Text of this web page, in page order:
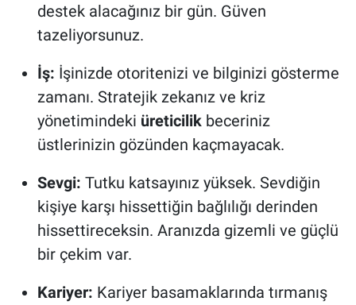
destek alacağınız bir gün. Güven
tazeliyorsunuz.
İş: İşinizde otoritenizi ve bilginizi gösterme
zamanı. Stratejik zekanız ve kriz
yönetimindeki üreticilikbeceriniz
üstlerinizin gözünden kaçmayacak.
Sevgi: Tutku katsayınız yüksek. Sevdiğin
kişiye karşı hissettiğin bağlılığı derinden
hissettireceksin. Aranızda gizemli ve güçlü
bir çekim var.
Kariyer: Kariyer basamaklarında tırmanış